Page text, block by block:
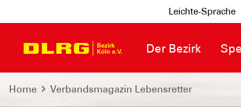
Leichte-Sprache
Der Bezirk
Home Verbandsmagazin Lebensretter